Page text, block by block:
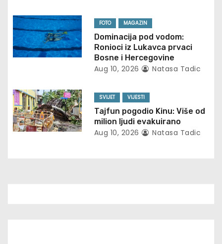
a
t
i
n
FOTO MAGAZIN
Dominacija pod vodom:
Ronioci iz Lukavca prvaci
Bosne i Hercegovine
Aug 10, 2026 Natasa Tadic
SVIJET VIJESTI
Tajfun pogodio Kinu: Više od
milion ljudi evakuirano
Aug 10, 2026 Natasa Tadic